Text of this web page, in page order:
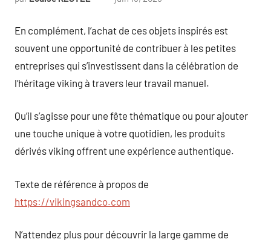
En complément, l’achat de ces objets inspirés est
souvent une opportunité de contribuer à les petites
entreprises qui s’investissent dans la célébration de
l’héritage viking à travers leur travail manuel.
Qu’il s’agisse pour une fête thématique ou pour ajouter
une touche unique à votre quotidien, les produits
dérivés viking offrent une expérience authentique.
Texte de référence à propos de
https://vikingsandco.com
N’attendez plus pour découvrir la large gamme de